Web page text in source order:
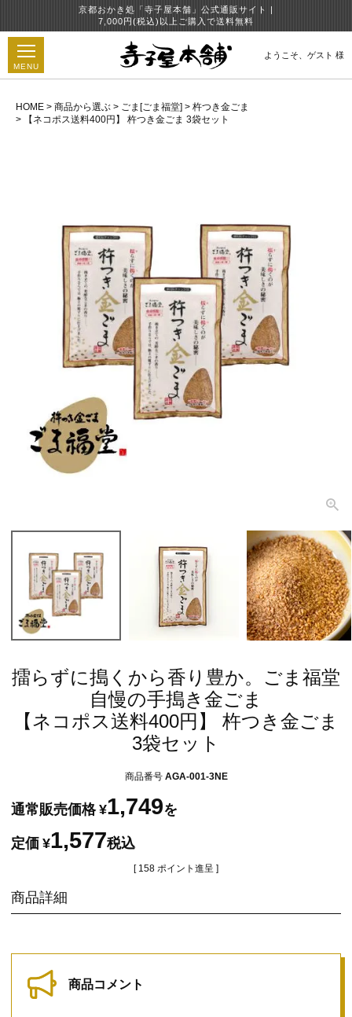
京都おかき処「寺子屋本舗」公式通販サイト |
7,000円(税込)以上ご購入で送料無料
MENU
ようこそ、 ゲスト 様
HOME 商品から選ぶ ごま[ごま福堂]
杵つき金ごま
【ネコポス送料400円】 杵つき金ごま 3袋セット
擂らずに搗くから香り豊か。ごま福堂
自慢の手搗き金ごま
【ネコポス送料400円】 杵つき金ごま
3袋セット
商品番号 AGA-001-3NE
通常販売価格 ¥1,749を
定価 ¥1,577税込
[ 158 ポイント進呈 ]
商品詳細
商品コメント